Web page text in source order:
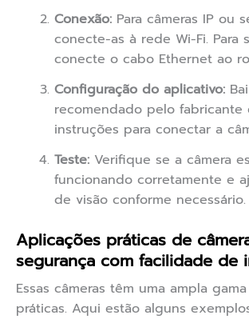
Conexão: Para câmeras IP ou
conecte-as à rede Wi-Fi. Para
conecte o cabo Ethernet ao
Configuração do aplicativo:
recomendado pelo fabricante
instruções para conectar a
Teste: Verifique se a câmera
funcionando corretamente e
de visão conforme necessário.
Aplicações práticas de
segurança com facilidade de
Essas câmeras têm uma ampla
práticas. Aqui estão alguns